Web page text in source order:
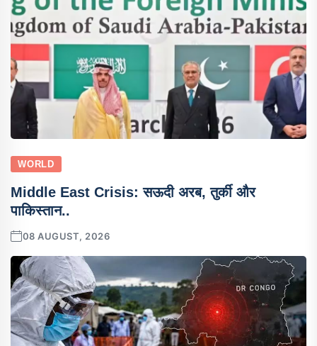
WORLD
Middle East Crisis: सऊदी अरब, तुर्की और
पाकिस्तान..
08 AUGUST, 2026